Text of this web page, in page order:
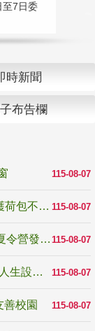
至7日委
時新聞
布告欄
115-08-07
115-08-07
反詐騙宣導_防詐有道，霹靂布袋戲陪你守護荷包不受騙
115-08-07
跨越限制，探索潛能！115年多元潛能發展夏令營發掘生命無限可能
115-08-07
高齡不是終點而是夢想起點！教育部打造「人生設計夢工場」 參展第3屆高齡健康產業博覽會
115-08-07
校園